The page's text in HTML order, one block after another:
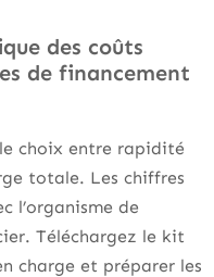
des coûts
de financement
choix entre rapidité
totale. Les chiffres
l’organisme de
Téléchargez le kit
charge et préparer les